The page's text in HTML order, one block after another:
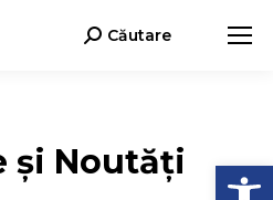
Search:Căutare
și Noutăți